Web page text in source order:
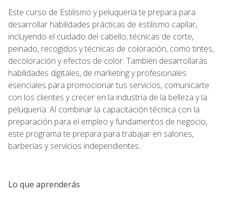
Este curso de Estilismo y peluquería te prepara para
desarrollar habilidades prácticas de estilismo capilar,
incluyendo el cuidado del cabello, técnicas de corte,
peinado, recogidos y técnicas de coloración, como tintes,
decoloración y efectos de color. También desarrollarás
habilidades digitales, de marketing y profesionales
esenciales para promocionar tus servicios, comunicarte
con los clientes y crecer en la industria de la belleza y la
peluquería. Al combinar la capacitación técnica con la
preparación para el empleo y fundamentos de negocio,
este programa te prepara para trabajar en salones,
barberías y servicios independientes.
Lo que aprenderás